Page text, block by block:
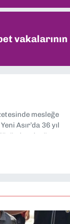
vakalarının
mesleğe
Asır’da 36 yıl
olarak görev